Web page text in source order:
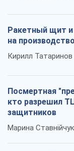
Ракетный щит и
на
Кирилл Татаринов
Посмертная
кто разрешил
защитников
Марина Ставнійчук